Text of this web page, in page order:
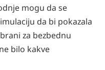
mogu da se
da bi pokazala
za bezbednu
bilo kakve